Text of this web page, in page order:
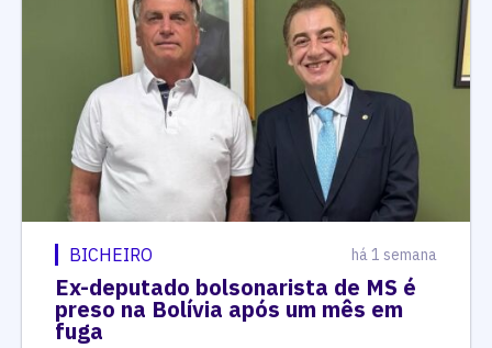
BICHEIRO há 1 semana
Ex-deputado bolsonarista de MS é
preso na Bolívia após um mês em
fuga